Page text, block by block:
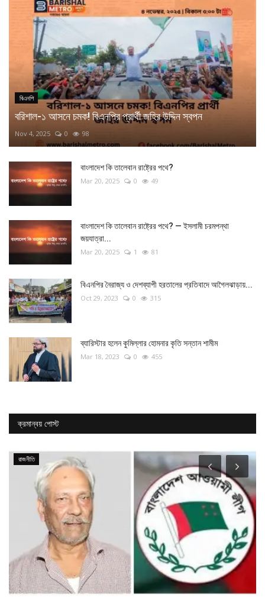
বিএনপি
বরিশাল-১ আসনে চমক! বিএনপির প্রার্থী জহির উদ্দিন স্বপন
Nov 4, 2025 0 98
বাংলাদেশ কি তালেবান রাষ্ট্রের পথে?
Mar 20, 2025 0 49
বাংলাদেশ কি তালেবান রাষ্ট্রের পথে? — ইসলামী চরমপন্থা
জয়যাত্রা...
Mar 20, 2025 1 81
বিএনপির নৈরাজ্য ও দেশব্যাপী হরতালের প্রতিবাদে আগৈলঝাড়ায়...
Oct 29, 2023 0 315
ব্যারিস্টার হলেন কুমিল্লার হোমনার কৃতি সন্তান শামীম
Mar 18, 2023 0 455
ক্রমান্বয় পোস্ট
রাজনীতি